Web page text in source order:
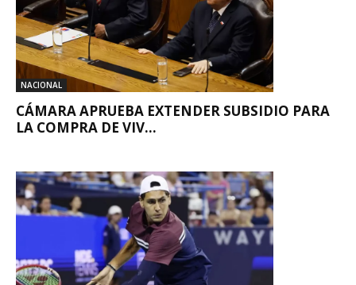
NACIONAL
CÁMARA APRUEBA EXTENDER SUBSIDIO PARA
LA COMPRA DE VIV...